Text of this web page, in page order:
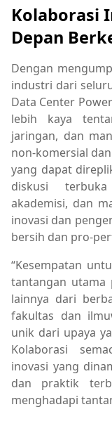
Kolaborasi
Depan
Dengan
industri dari
Data Center
lebih kaya
jaringan, dan
non-komersial
yang dapat
diskusi
akademisi, dan
inovasi dan
bersih dan pro-
“Kesempatan
tantangan utama
lainnya dari
fakultas dan
unik dari upaya
Kolaborasi
inovasi yang
dan praktik
menghadapi